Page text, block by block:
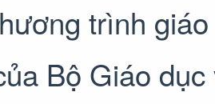
trình
Bộ Giáo